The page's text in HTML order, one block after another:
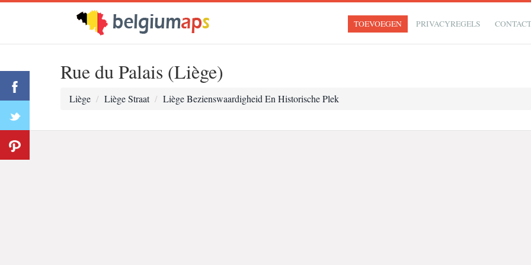
TOEVOEGEN PRIVACYREGELS
Rue du Palais (Liège)
Liège Liège Straat Liège Bezienswaardigheid En Historische Plek